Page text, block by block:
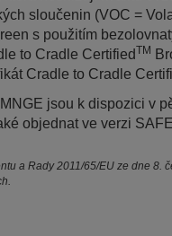
sloučenin (VOC =
s použitím
to Cradle CertifiedTM
Cradle to Cradle
jsou k dispozici v
objednat ve verzi
a Rady 2011/65/EU ze dne